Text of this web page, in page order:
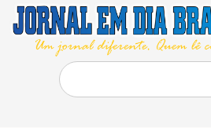
Pesquisar
por: